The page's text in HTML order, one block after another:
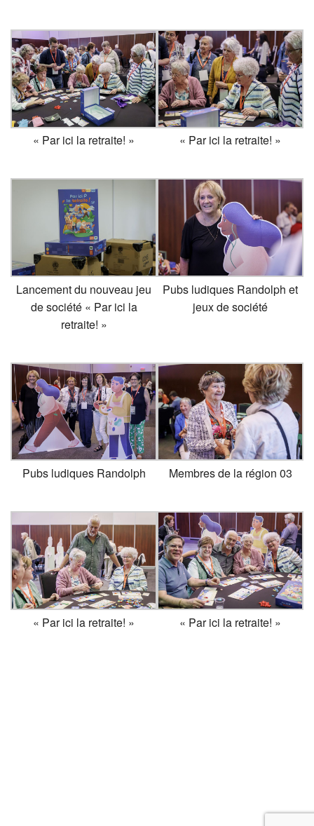
« Par ici la retraite! » « Par ici la retraite! »
Lancement du nouveau jeu
de société « Par ici la
retraite! »
Pubs ludiques Randolph et
jeux de société
Pubs ludiques Randolph Membres de la région 03
« Par ici la retraite! » « Par ici la retraite! »